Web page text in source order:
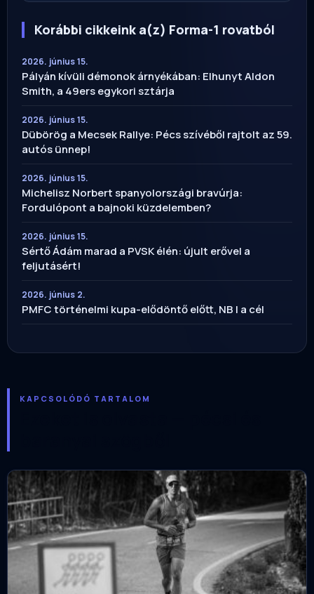
Korábbi cikkeink a(z) Forma-1 rovatból
2026. június 15.
Pályán kívüli démonok árnyékában: Elhunyt Aldon
Smith, a 49ers egykori sztárja
2026. június 15.
Dübörög a Mecsek Rallye: Pécs szívéből rajtolt az 59.
autós ünnep!
2026. június 15.
Michelisz Norbert spanyolországi bravúrja:
Fordulópont a bajnoki küzdelemben?
2026. június 15.
Sértő Ádám marad a PVSK élén: újult erővel a
feljutásért!
2026. június 2.
PMFC történelmi kupa-elődöntő előtt, NB I a cél
KAPCSOLÓDÓ TARTALOM